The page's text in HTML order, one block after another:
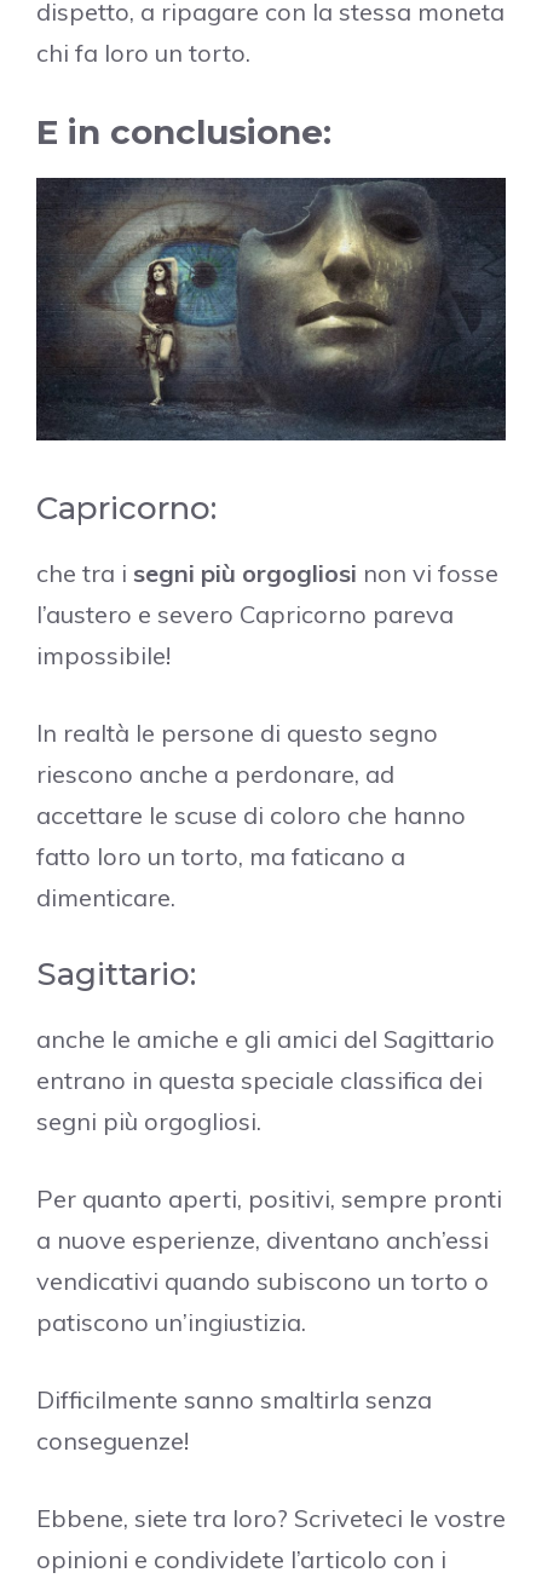
dispetto, a ripagare con la stessa moneta
chi fa loro un torto.
E in conclusione:
Capricorno:
che tra i segni più orgogliosi non vi fosse
l’austero e severo Capricorno pareva
impossibile!
In realtà le persone di questo segno
riescono anche a perdonare, ad
accettare le scuse di coloro che hanno
fatto loro un torto, ma faticano a
dimenticare.
Sagittario:
anche le amiche e gli amici del Sagittario
entrano in questa speciale classifica dei
segni più orgogliosi.
Per quanto aperti, positivi, sempre pronti
a nuove esperienze, diventano anch’essi
vendicativi quando subiscono un torto o
patiscono un’ingiustizia.
Difficilmente sanno smaltirla senza
conseguenze!
Ebbene, siete tra loro? Scriveteci le vostre
opinioni e condividete l’articolo con i